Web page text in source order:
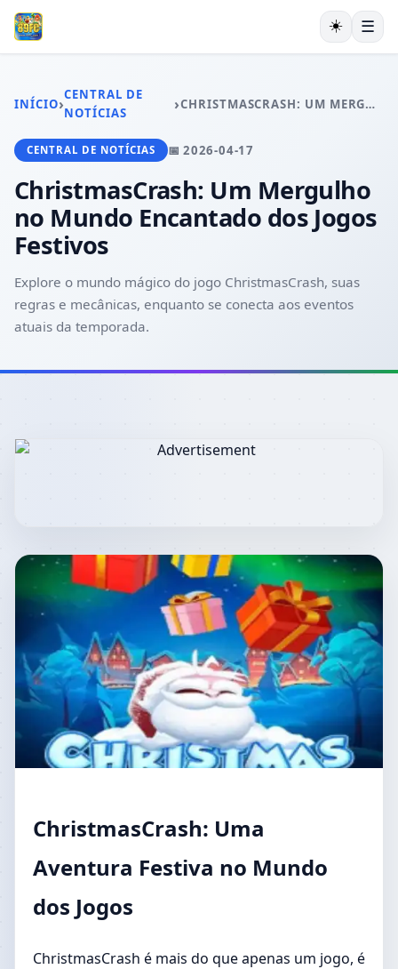
JOGOS DE SABONG
JOGOS DE PÔQUER
CENTRAL DE NOTÍCIAS
☀️ ☰
INÍCIO›CENTRAL DE
NOTÍCIAS
› CHRISTMASCRASH: UM MERGULHO NO MUNDO ENCANTADO DOS JOGOS FESTIVOS
CENTRAL DE NOTÍCIAS 📅 2026-04-17
ChristmasCrash: Um Mergulho
no Mundo Encantado dos Jogos
Festivos
Explore o mundo mágico do jogo ChristmasCrash, suas
regras e mecânicas, enquanto se conecta aos eventos
atuais da temporada.
ChristmasCrash: Uma
Aventura Festiva no Mundo
dos Jogos
ChristmasCrash é mais do que apenas um jogo, é